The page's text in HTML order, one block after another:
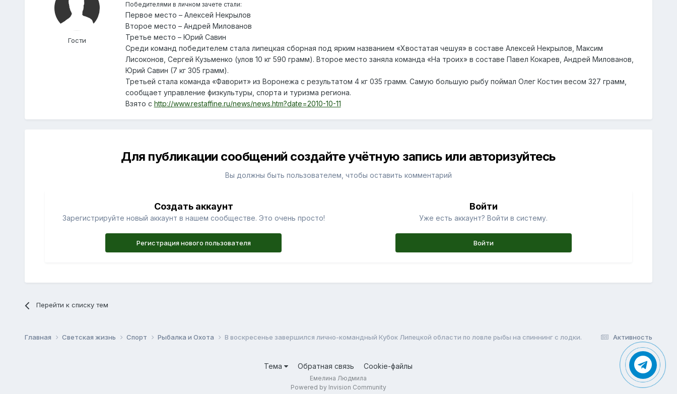
Гости
Победителями в личном зачете стали:
Первое место – Алексей Некрылов
Второе место – Андрей Милованов
Третье место – Юрий Савин
Среди команд победителем стала липецкая сборная под ярким названием «Хвостатая чешуя» в составе Алексей Некрылов, Максим
Лисоконов, Сергей Кузьменко (улов 10 кг 590 грамм). Второе место заняла команда «На троих» в составе Павел Кокарев, Андрей Милованов,
Юрий Савин (7 кг 305 грамм).
Третьей стала команда «Фаворит» из Воронежа с результатом 4 кг 035 грамм. Самую большую рыбу поймал Олег Костин весом 327 грамм,
сообщает управление физкультуры, спорта и туризма региона.
Взято с http://www.restaffine.ru/news/news.htm?date=2010-10-11
Для публикации сообщений создайте учётную запись или авторизуйтесь
Вы должны быть пользователем, чтобы оставить комментарий
Создать аккаунт
Зарегистрируйте новый аккаунт в нашем сообществе. Это очень просто!
Регистрация нового пользователя
Войти
Уже есть аккаунт? Войти в систему.
Войти
Перейти к списку тем
Активность
Главная Светская жизнь Спорт Рыбалка и Охота В воскресенье завершился лично-командный Кубок Липецкой области по ловле рыбы на спиннинг с лодки.
Тема Обратная связь Cookie-файлы
Емелина Людмила
Powered by Invision Community